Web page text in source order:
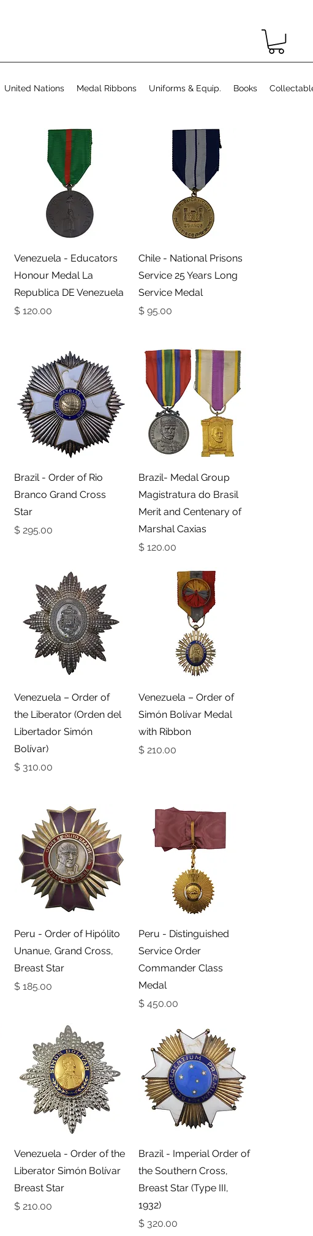
United Nations Medal Ribbons Uniforms & Equip. Books
תצוגה מהירה
Chile - National Prisons
Service 25 Years Long
Service Medal
מחיר
תצוגה מהירה
Venezuela - Educators
Honour Medal La
Republica DE Venezuela
מחיר
תצוגה מהירה
Brazil- Medal Group
Magistratura do Brasil
Merit and Centenary of
Marshal Caxias
מחיר
תצוגה מהירה
Brazil - Order of Rio
Branco Grand Cross
Star
מחיר
תצוגה מהירה
Venezuela – Order of
Simón Bolívar Medal
with Ribbon
מחיר
תצוגה מהירה
Venezuela – Order of
the Liberator (Orden del
Libertador Simón
Bolívar)
מחיר
תצוגה מהירה
Peru - Distinguished
Service Order
Commander Class
Medal
מחיר
תצוגה מהירה
Peru - Order of Hipólito
Unanue, Grand Cross,
Breast Star
מחיר
תצוגה מהירה
Brazil - Imperial Order of
the Southern Cross,
Breast Star (Type III,
1932)
מחיר
תצוגה מהירה
Venezuela - Order of the
Liberator Simón Bolívar
Breast Star
מחיר